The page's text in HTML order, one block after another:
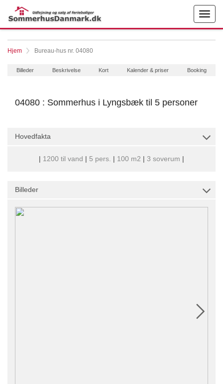
Hjem Bureau-hus nr. 04080
Billeder Beskrivelse Kort Kalender & priser Booking
04080 : Sommerhus i Lyngsbæk til 5 personer
Hovedfakta
| 1200 til vand | 5 pers. | 100 m2 | 3 soverum |
Billeder